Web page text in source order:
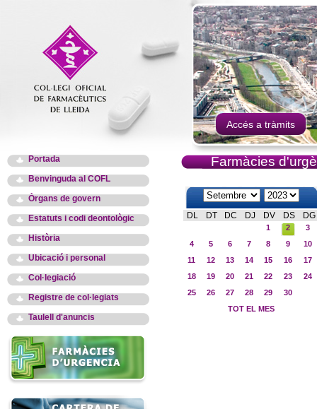
Accés a tràmits
Portada
Benvinguda al COFL
Òrgans de govern
Estatuts i codi deontològic
Història
Ubicació i personal
Col·legiació
Registre de col·legiats
Taulell d'anuncis
Farmàcies
DL DT DC DJ DV DS DG
1 2
3
4
5 6 7 8 9
10
11
12 13 14 15 16
17
18
19 20 21 22 23
24
25
26 27 28 29
30
TOT EL MES